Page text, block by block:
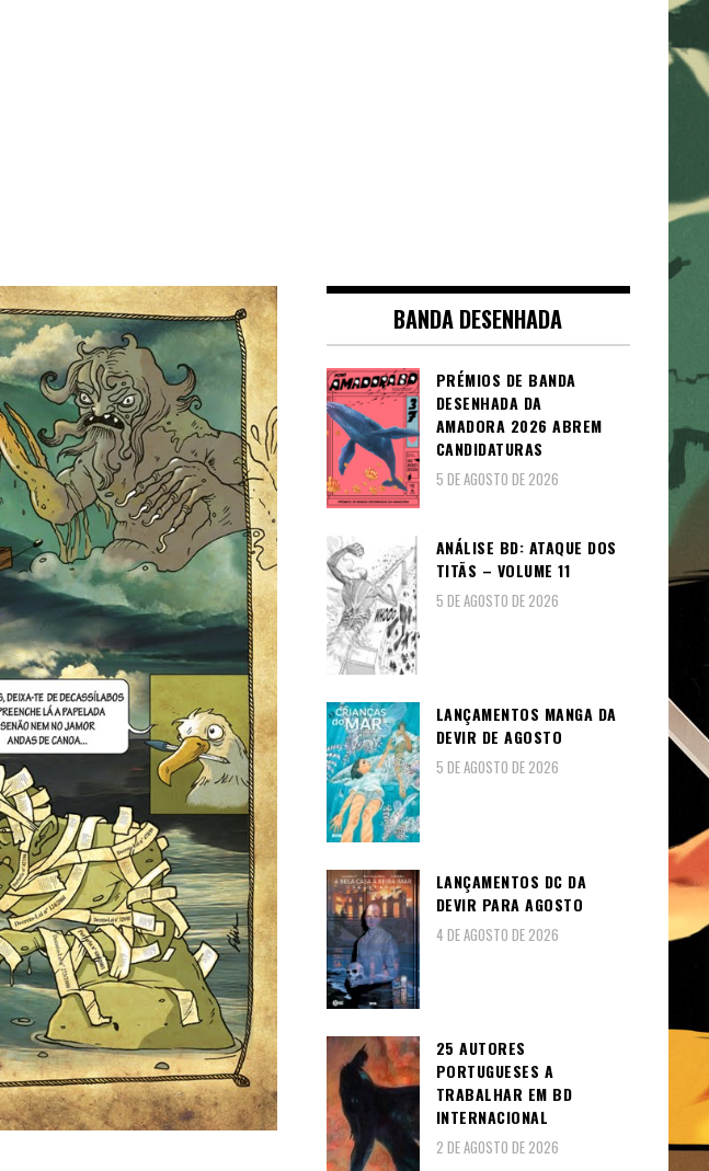
BANDA DESENHADA
PRÉMIOS DE BANDA
DESENHADA DA
AMADORA 2026 ABREM
CANDIDATURAS
5 DE AGOSTO DE 2026
ANÁLISE BD: ATAQUE DOS
TITÃS – VOLUME 11
5 DE AGOSTO DE 2026
LANÇAMENTOS MANGA DA
DEVIR DE AGOSTO
5 DE AGOSTO DE 2026
LANÇAMENTOS DC DA
DEVIR PARA AGOSTO
4 DE AGOSTO DE 2026
25 AUTORES
PORTUGUESES A
TRABALHAR EM BD
INTERNACIONAL
2 DE AGOSTO DE 2026